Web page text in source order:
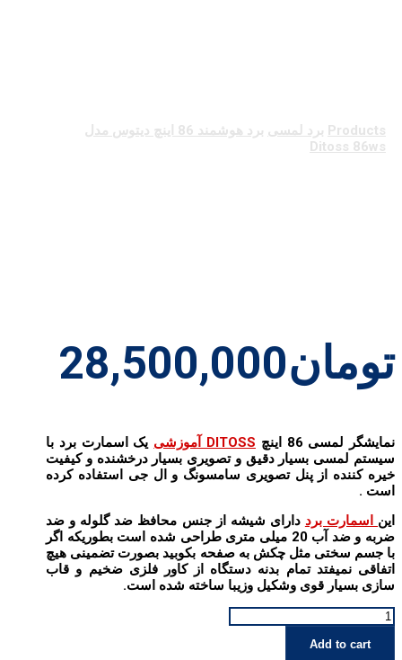
Products برد لمسی
برد هوشمند 86 اینچ دیتوس مدل
Ditoss 86ws
تومان28,500,000
نمایشگر لمسی 86 اینچ DITOSS آموزشی
یک اسمارت برد با
سیستم لمسی بسیار دقیق و تصویری بسیار درخشنده و کیفیت
خیره کننده از پنل تصویری سامسونگ و ال جی استفاده کرده
است .
این اسمارت برد دارای شیشه از جنس محافظ ضد گلوله و ضد
ضربه و ضد آب 20 میلی متری طراحی شده است بطوریکه اگر
با جسم سختی مثل چکش به صفحه بکوبید بصورت تضمینی هیچ
اتفاقی نمیفتد تمام بدنه دستگاه از کاور فلزی ضخیم و قاب
سازی بسیار قوی وشکیل وزیبا ساخته شده است.
برد
هوشمند
Add to cart